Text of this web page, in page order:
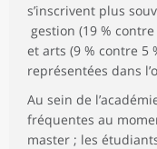
s’inscrivent plus
gestion (19 %
et arts (9 % contre 5
représentées dans
Au sein de
fréquentes au
master ; les